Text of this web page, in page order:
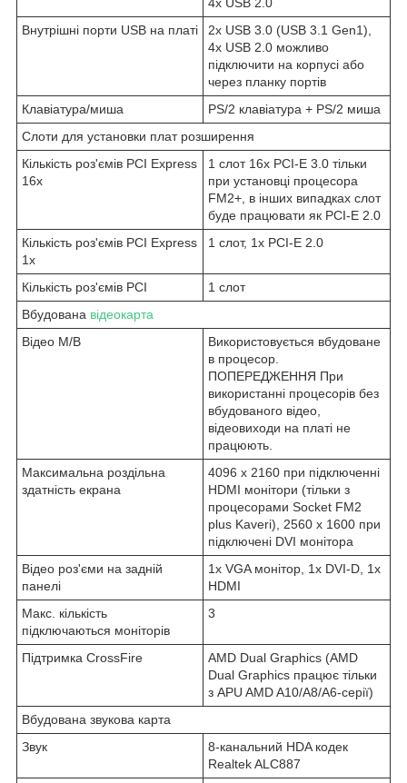
4x USB 2.0
Внутрішні порти USB на платі
2x USB 3.0 (USB 3.1 Gen1),
4x USB 2.0 можливо
підключити на корпусі або
через планку портів
Клавіатура/миша
PS/2 клавіатура + PS/2 миша
Слоти для установки плат розширення
Кількість роз'ємів PCI Express
16x
1 слот 16x PCI-E 3.0 тільки
при установці процесора
FM2+, в інших випадках слот
буде працювати як PCI-E 2.0
Кількість роз'ємів PCI Express
1x
1 слот, 1x PCI-E 2.0
Кількість роз'ємів PCI
1 слот
Вбудована відеокарта
Відео M/B
Використовується вбудоване
в процесор.
ПОПЕРЕДЖЕННЯ При
використанні процесорів без
вбудованого відео,
відеовиходи на платі не
працюють.
Максимальна роздільна
здатність екрана
4096 x 2160 при підключенні
HDMI монітори (тільки з
процесорами Socket FM2
plus Kaveri), 2560 x 1600 при
підключені DVI монітора
Відео роз'єми на задній
панелі
1x VGA монітор, 1x DVI-D, 1x
HDMI
Макс. кількість
підключаються моніторів
3
Підтримка CrossFire
AMD Dual Graphics (AMD
Dual Graphics працює тільки
з APU AMD A10/A8/A6-серії)
Вбудована звукова карта
Звук
8-канальний HDA кодек
Realtek ALC887